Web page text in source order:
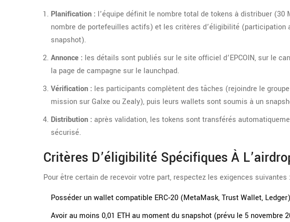
Planification : l’équipe définit le nombre total de tokens à distribuer
nombre de portefeuilles actifs) et les critères d’éligibilité (participation
snapshot).
Annonce : les détails sont publiés sur le site officiel d’EPCOIN, sur le
la page de campagne sur le launchpad.
Vérification : les participants complètent des tâches (rejoindre le
mission sur Galxe ouZealy), puis leurs wallets sont soumis à un
Distribution : après validation, les tokens sont transférés
sécurisé.
Critères D’éligibilité Spécifiques À
Pour être certain de recevoir votre part, respectez les exigences suivantes :
Posséder un wallet compatible ERC‑20 (MetaMask, Trust Wallet,
Avoir au moins 0,01 ETH au moment du snapshot (prévu le 5 novembre